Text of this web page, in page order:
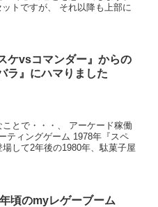
トですが、 それ以降も上部に
ケvsコマンダー』からの
ラ』にハマりました
とで・・・、 アーケード稼働
ティングゲーム 1978年『スペ
して2年後の1980年、駄菓子屋
頃のmyレゲーブーム